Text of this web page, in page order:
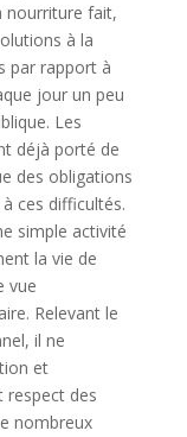
nourriture fait,
à la
par rapport à
jour un peu
Les
déjà porté de
des obligations
ces difficultés.
simple activité
la vie de
vue
Relevant le
il ne
et
respect des
nombreux